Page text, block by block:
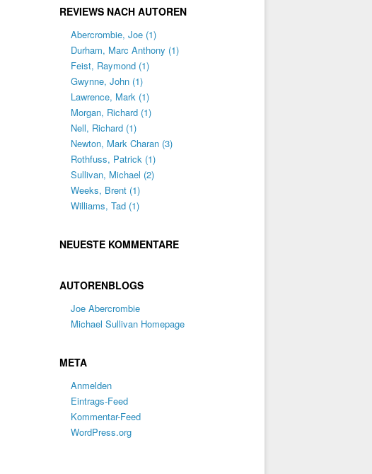
REVIEWS NACH AUTOREN
Abercrombie, Joe (1)
Durham, Marc Anthony (1)
Feist, Raymond (1)
Gwynne, John (1)
Lawrence, Mark (1)
Morgan, Richard (1)
Nell, Richard (1)
Newton, Mark Charan (3)
Rothfuss, Patrick (1)
Sullivan, Michael (2)
Weeks, Brent (1)
Williams, Tad (1)
NEUESTE KOMMENTARE
AUTORENBLOGS
Joe Abercrombie
Michael Sullivan Homepage
META
Anmelden
Eintrags-Feed
Kommentar-Feed
WordPress.org